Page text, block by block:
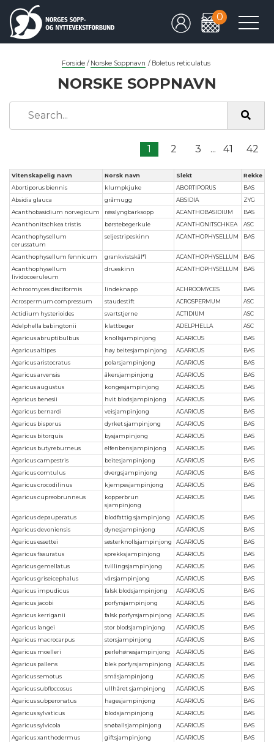
0
Forside / Norske Soppnavn / Boletus reticulatus
NORSKE SOPPNAVN
1 2 3 ... 41 42
Vitenskapelig navn Norsk navn Slekt
Rekke
Abortiporus biennis
klumpkjuke ABORTIPORUS
BAS
Absidia glauca
gråmugg ABSIDIA
ZYG
Acanthobasidium norvegicum
røsslyngbarksopp ACANTHOBASIDIUM
BAS
Acanthonitschkea tristis
børstebegerkule ACANTHONITSCHKEA
ASC
Acanthophysellum
cerussatum
seljestripeskinn ACANTHOPHYSELLUM BAS
Acanthophysellum fennicum grankvistskål*1 ACANTHOPHYSELLUM
BAS
Acanthophysellum
lividocoeruleum
drueskinn ACANTHOPHYSELLUM BAS
Achroomyces disciformis lindeknapp ACHROOMYCES
BAS
Acrospermum compressum
staudestift ACROSPERMUM
ASC
Actidium hysterioides
svartstjerne ACTIDIUM
ASC
Adelphella babingtonii
klattbeger ADELPHELLA
ASC
Agaricus abruptibulbus
knollsjampinjong AGARICUS
BAS
Agaricus altipes
høy beitesjampinjong AGARICUS
BAS
Agaricus aristocratus
polarsjampinjong AGARICUS
BAS
Agaricus arvensis
åkersjampinjong AGARICUS
BAS
Agaricus augustus
kongesjampinjong AGARICUS
BAS
Agaricus benesii
hvit blodsjampinjong AGARICUS
BAS
Agaricus bernardi
veisjampinjong AGARICUS
BAS
Agaricus bisporus
dyrket sjampinjong AGARICUS
BAS
Agaricus bitorquis
bysjampinjong AGARICUS
BAS
Agaricus butyreburneus
elfenbensjampinjong AGARICUS
BAS
Agaricus campestris
beitesjampinjong AGARICUS
BAS
Agaricus comtulus
dvergsjampinjong AGARICUS
BAS
Agaricus crocodilinus
kjempesjampinjong AGARICUS
BAS
Agaricus cupreobrunneus
kopperbrun
sjampinjong
AGARICUS BAS
Agaricus depauperatus blodfattig sjampinjong AGARICUS
BAS
Agaricus devoniensis
dynesjampinjong AGARICUS
BAS
Agaricus essettei
søsterknollsjampinjong AGARICUS
BAS
Agaricus fissuratus
sprekksjampinjong AGARICUS
BAS
Agaricus gemellatus
tvillingsjampinjong AGARICUS
BAS
Agaricus griseicephalus
vårsjampinjong AGARICUS
BAS
Agaricus impudicus
falsk blodsjampinjong AGARICUS
BAS
Agaricus jacobi
porfyrsjampinjong AGARICUS
BAS
Agaricus kerriganii
falsk porfyrsjampinjong AGARICUS
BAS
Agaricus langei
stor blodsjampinjong AGARICUS
BAS
Agaricus macrocarpus
storsjampinjong AGARICUS
BAS
Agaricus moelleri
perlehønesjampinjong AGARICUS
BAS
Agaricus pallens
blek porfyrsjampinjong AGARICUS
BAS
Agaricus semotus
småsjampinjong AGARICUS
BAS
Agaricus subfloccosus
ullhåret sjampinjong AGARICUS
BAS
Agaricus subperonatus
hagesjampinjong AGARICUS
BAS
Agaricus sylvaticus
blodsjampinjong AGARICUS
BAS
Agaricus sylvicola
snøballsjampinjong AGARICUS
BAS
Agaricus xanthodermus
giftsjampinjong AGARICUS
BAS